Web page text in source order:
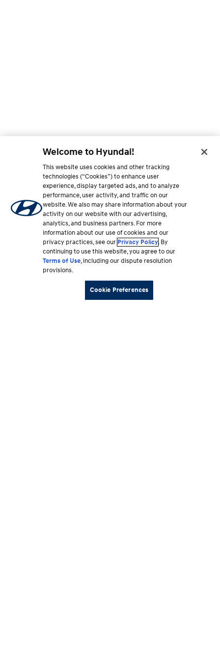
Welcome to Hyundai!
This website uses cookies and other tracking
technologies (“Cookies”) to enhance user
experience, display targeted ads, and to analyze
performance, user activity, and traffic on our
website. We also may share information about your
activity on our website with our advertising,
analytics, and business partners. For more
information about our use of cookies and our
privacy practices, see our Privacy Policy. By
continuing to use this website, you agree to our
Terms of Use, including our dispute resolution
provisions.
Cookie Preferences